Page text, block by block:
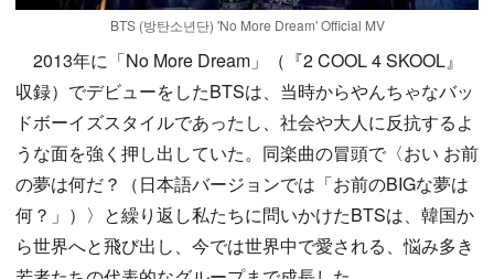
BTS (방탄소년단) 'No More Dream' Official MV
2013年に「No More Dream」（『2 COOL 4 SKOOL』
収録）でデビューをしたBTSは、当時からやんちゃなバッ
ドボーイズスタイルであったし、社会や大人に反抗するよ
うな面を強く押し出していた。同楽曲の冒頭で〈おい お前
の夢は何だ？（日本語バージョンでは「お前のBIGな夢は
何？」）〉と繰り返し私たちに問いかけたBTSは、韓国か
ら世界へと飛び出し、今では世界中で愛される、悩み多き